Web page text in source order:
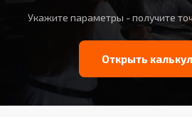
Укажите параметры - получите
Открыть